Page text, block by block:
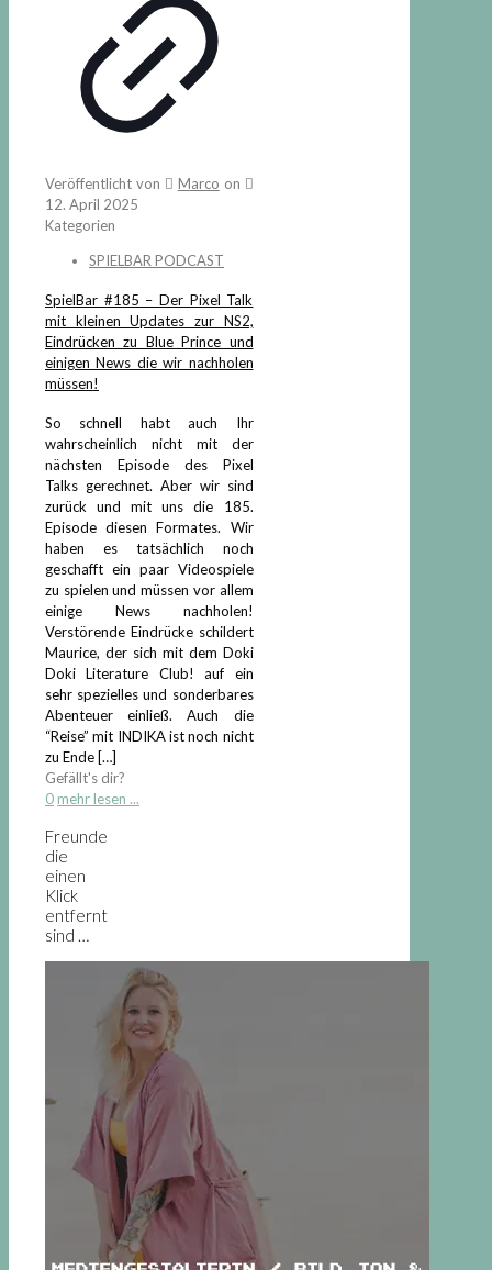
Veröffentlicht von Marco on
12. April 2025
Kategorien
SPIELBAR PODCAST
SpielBar #185 – Der Pixel Talk
mit kleinen Updates zur NS2,
Eindrücken zu Blue Prince und
einigen News die wir nachholen
müssen!
So schnell habt auch Ihr
wahrscheinlich nicht mit der
nächsten Episode des Pixel
Talks gerechnet. Aber wir sind
zurück und mit uns die 185.
Episode diesen Formates. Wir
haben es tatsächlich noch
geschafft ein paar Videospiele
zu spielen und müssen vor allem
einige News nachholen!
Verstörende Eindrücke schildert
Maurice, der sich mit dem Doki
Doki Literature Club! auf ein
sehr spezielles und sonderbares
Abenteuer einließ. Auch die
“Reise” mit INDIKA ist noch nicht
zu Ende […]
Gefällt's dir?
0 mehr lesen ...
Freunde
die
einen
Klick
entfernt
sind …